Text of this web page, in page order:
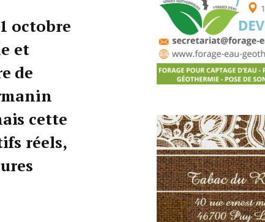
octobre
et
de
cette
réels,